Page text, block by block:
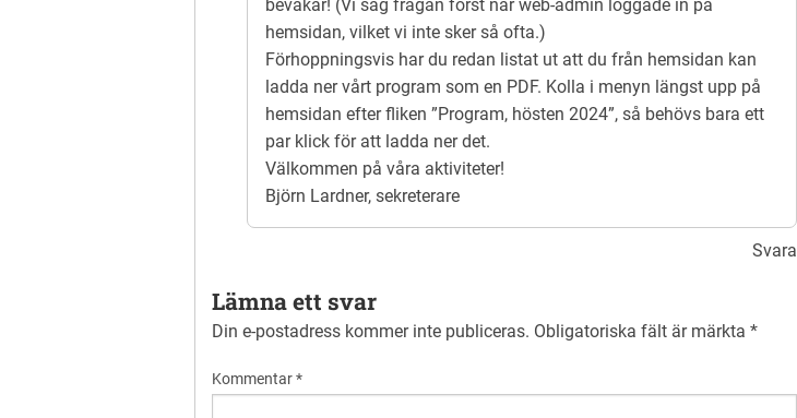
bevakar! (Vi såg frågan först när web-admin loggade in på
hemsidan, vilket vi inte sker så ofta.)
Förhoppningsvis har du redan listat ut att du från hemsidan kan
ladda ner vårt program som en PDF. Kolla i menyn längst upp på
hemsidan efter fliken ”Program, hösten 2024”, så behövs bara ett
par klick för att ladda ner det.
Välkommen på våra aktiviteter!
Björn Lardner, sekreterare
Svara
Lämna ett svar
Din e-postadress kommer inte publiceras. Obligatoriska fält är märkta *
Kommentar*